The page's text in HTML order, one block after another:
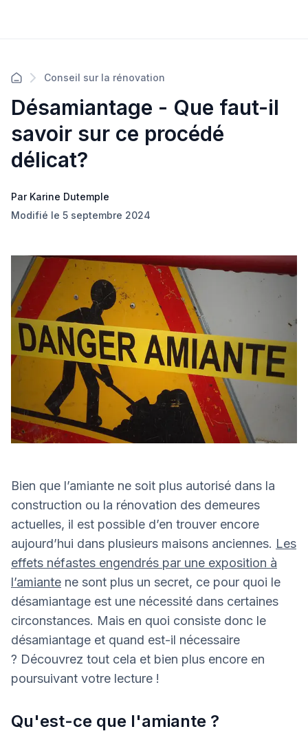
Conseil sur la rénovation
Désamiantage - Que faut-il
savoir sur ce procédé
délicat?
Par Karine Dutemple
Modifié le 5 septembre 2024
Bien que l’amiante ne soit plus autorisé dans la
construction ou la rénovation des demeures
actuelles, il est possible d’en trouver encore
aujourd’hui dans plusieurs maisons anciennes. Les
effets néfastes engendrés par une exposition à
l’amiante ne sont plus un secret, ce pour quoi le
désamiantage est une nécessité dans certaines
circonstances. Mais en quoi consiste donc le
désamiantage et quand est-il nécessaire
? Découvrez tout cela et bien plus encore en
poursuivant votre lecture !
Qu'est-ce que l'amiante ?